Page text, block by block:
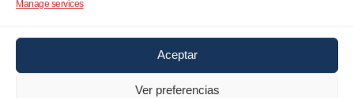
Manage services
Aceptar
Ver preferencias
España rural.
Educación de Calidad:Para formar
ciudadanos conscientes, críticos e
innovadores, capaces de afrontar los